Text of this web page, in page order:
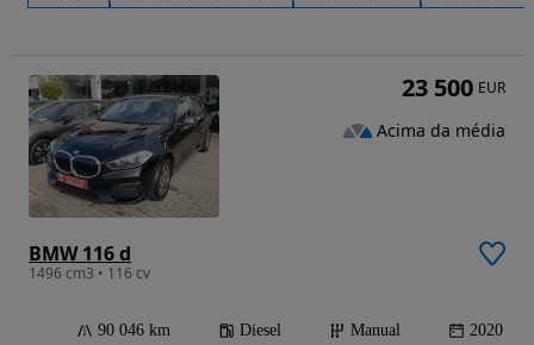
BMW 116 d
1496 cm3 • 116 cv
90 046 km Diesel Manual 2020
23 500 EUR
Acima da média